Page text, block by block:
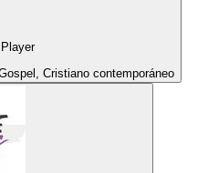
Cristiano contemporáneo